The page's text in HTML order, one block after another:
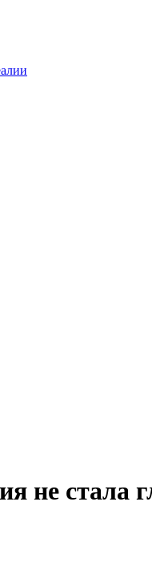
не стала